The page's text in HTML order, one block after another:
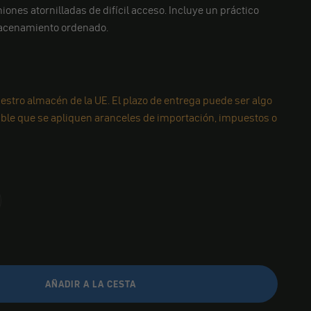
atornilladas de difícil acceso. Incluye un práctico
ordenado.
almacén de la UE. El plazo de entrega puede ser algo
que se apliquen aranceles de importación, impuestos o
AÑADIR A LA CESTA